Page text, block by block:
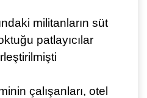
militanların süt
patlayıcılar
çalışanları, otel